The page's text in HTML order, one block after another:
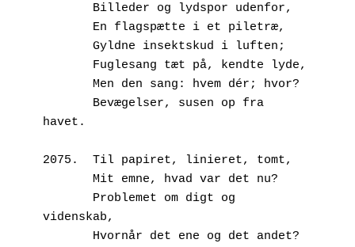
       Billeder og lydspor udenfor,
       En flagspætte i et piletræ,
       Gyldne insektskud i luften;
       Fuglesang tæt på, kendte lyde,
       Men den sang: hvem dér; hvor?
havet.
2075.  Til papiret, linieret, tomt,
       Mit emne, hvad var det nu?
videnskab,
       Hvornår det ene og det andet?